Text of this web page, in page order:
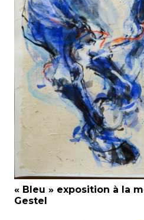
« Bleu » exposition à la
Gestel